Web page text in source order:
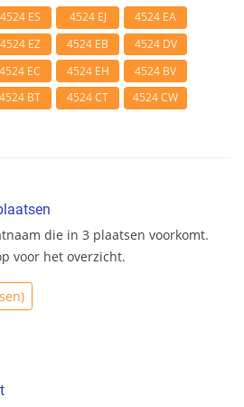
4524 ES 4524 EJ
4524 EA
4524 EZ 4524 EB
4524 DV
4524 EC 4524 EH
4524 BV
4524 BT 4524 CT 4524 CW
die in 3 plaatsen voorkomt.
voor het overzicht.